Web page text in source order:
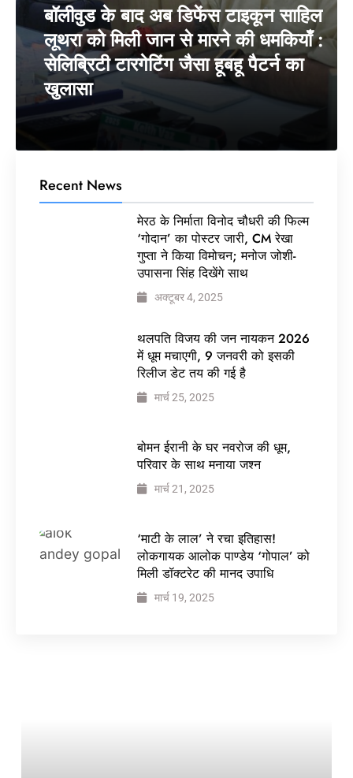
बॉलीवुड के बाद अब डिफेंस टाइकून साहिल
लूथरा को मिली जान से मारने की धमकियाँ :
सेलिब्रिटी टारगेटिंग जैसा हूबहू पैटर्न का
खुलासा
Recent News
मेरठ के निर्माता विनोद चौधरी की फिल्म
‘गोदान’ का पोस्टर जारी, CM रेखा
गुप्ता ने किया विमोचन; मनोज जोशी-
उपासना सिंह दिखेंगे साथ
अक्टूबर 4, 2025
थलपति विजय की जन नायकन 2026
में धूम मचाएगी, 9 जनवरी को इसकी
रिलीज डेट तय की गई है
मार्च 25, 2025
बोमन ईरानी के घर नवरोज की धूम,
परिवार के साथ मनाया जश्न
मार्च 21, 2025
‘माटी के लाल’ ने रचा इतिहास!
लोकगायक आलोक पाण्डेय ‘गोपाल’ को
मिली डॉक्टरेट की मानद उपाधि
मार्च 19, 2025